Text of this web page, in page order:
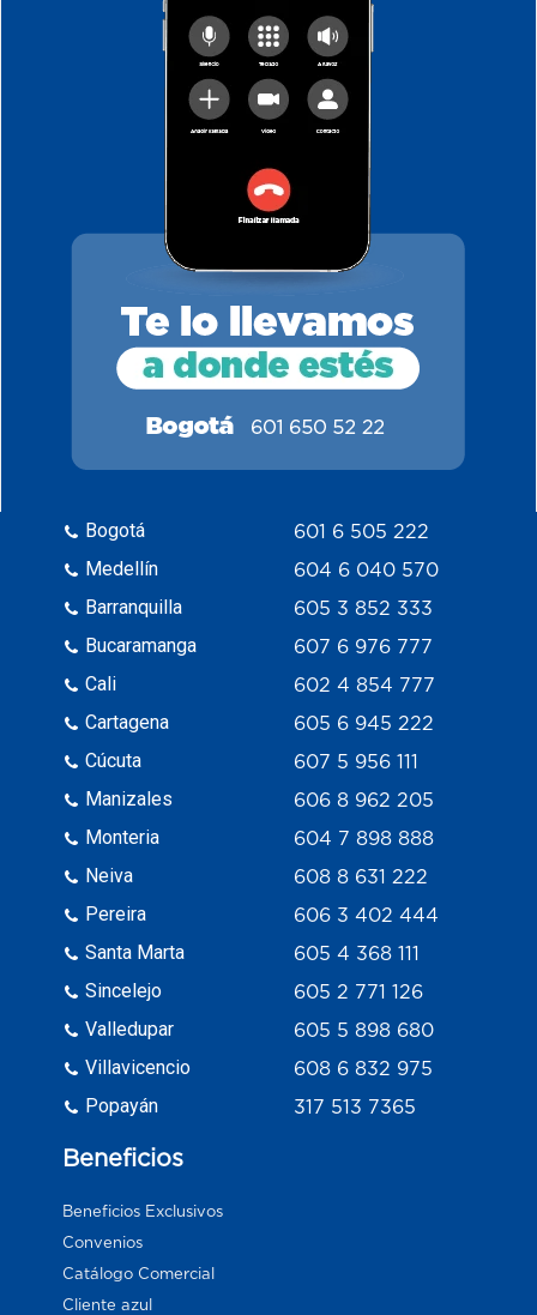
Bogotá
Medellín
Barranquilla
Bucaramanga
Cali
Cartagena
Cúcuta
Manizales
Monteria
Neiva
Pereira
Santa Marta
Sincelejo
Valledupar
Villavicencio
Popayán
601 6 505 222
604 6 040 570
605 3 852 333
607 6 976 777
602 4 854 777
605 6 945 222
607 5 956 111
606 8 962 205
604 7 898 888
608 8 631 222
606 3 402 444
605 4 368 111
605 2 771 126
605 5 898 680
608 6 832 975
317 513 7365
Beneficios
Beneficios Exclusivos
Convenios
Catálogo Comercial
Cliente azul